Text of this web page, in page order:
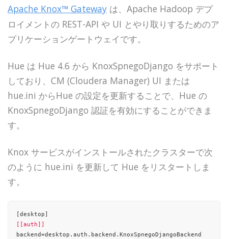
Apache Knox™ Gateway は、Apache Hadoop デプ
ロイメントの REST-API や UI とやり取りするためのア
プリケーションゲートウェイです。
Hue は Hue 4.6 から KnoxSpnegoDjango をサポート
しており、CM (Cloudera Manager) UI または
hue.ini からHue の設定を更新することで、Hue の
KnoxSpnegoDjango 認証を有効にすることができま
す。
Knox サービスがインストールされたクラスターで次
のように hue.ini を更新して Hue をリスタートしま
す。
[[auth]]